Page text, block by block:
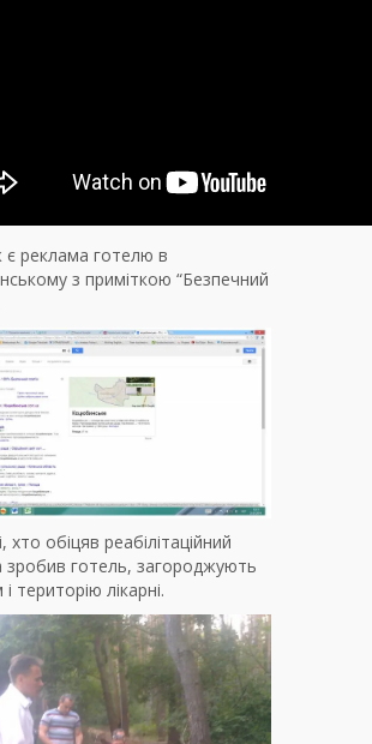
реклама готелю в
з приміткою “Безпечний
хто обіцяв реабілітаційний
зробив готель, загороджують
територію лікарні.